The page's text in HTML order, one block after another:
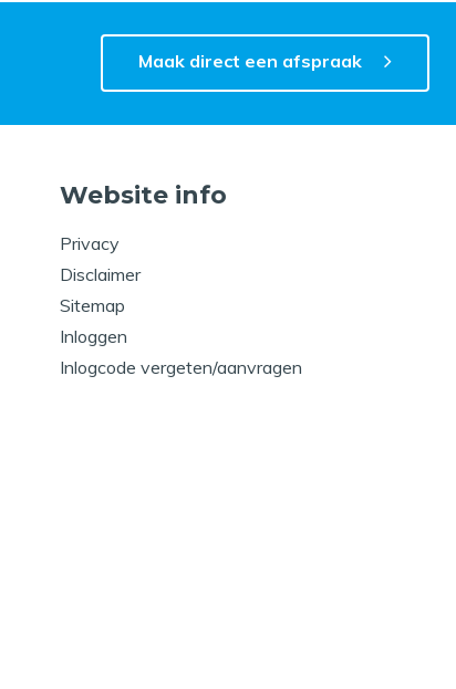
Maak direct een afspraak
Website info
Privacy
Disclaimer
Sitemap
Inloggen
Inlogcode vergeten/aanvragen